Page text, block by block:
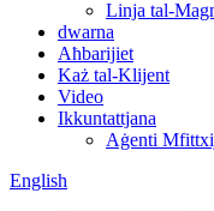
Linja tal-
dwarna
Aħbarijiet
Każ tal-Klijent
Video
Ikkuntattjana
Aġenti
English